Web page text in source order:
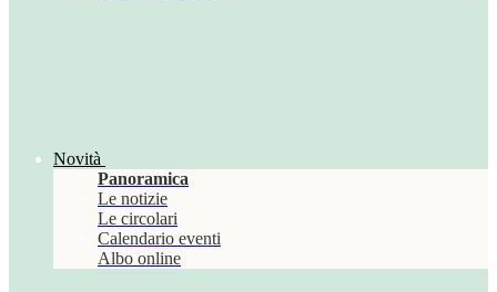
Novità
Panoramica
Le notizie
Le circolari
Calendario eventi
Albo online